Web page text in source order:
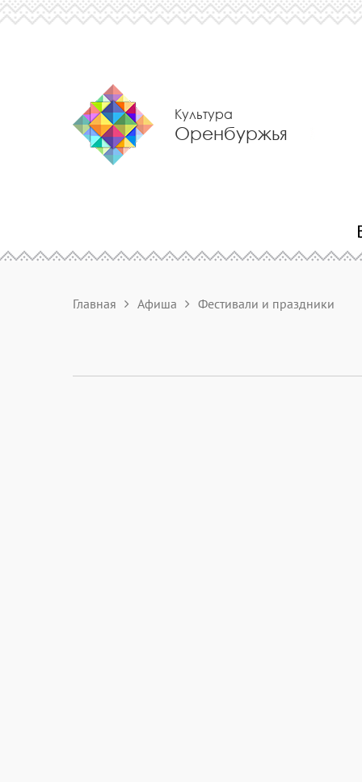
Культура
Оренбуржья
Главная Афиша Фестивали и праздники